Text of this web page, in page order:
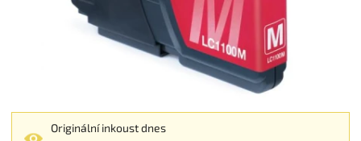
Originální inkoust dnes